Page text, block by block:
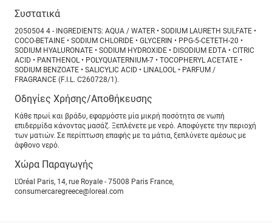
Συστατικά
2050504 4 - INGREDIENTS: AQUA / WATER • SODIUM LAURETH SULFATE •
COCO-BETAINE • SODIUM CHLORIDE • GLYCERIN • PPG-5-CETETH-20 •
SODIUM HYALURONATE • SODIUM HYDROXIDE • DISODIUM EDTA • CITRIC
ACID • PANTHENOL • POLYQUATERNIUM-7 • TOCOPHERYL ACETATE •
SODIUM BENZOATE • SALICYLIC ACID • LINALOOL • PARFUM /
FRAGRANCE (F.I.L. C260728/1).
Οδηγίες Χρήσης/Αποθήκευσης
Κάθε πρωί και βράδυ, εφαρμόστε μία μικρή ποσότητα σε νωπή
επιδερμίδα κάνοντας μασάζ. Ξεπλένετε με νερό. Αποφύγετε την περιοχή
των ματιών. Σε περίπτωση επαφής με τα μάτια, ξεπλύνετε αμέσως με
άφθονο νερό.
Χώρα Παραγωγής
L'Oréal Paris, 14, rue Royale - 75008 Paris France,
consumercaregreece@loreal.com